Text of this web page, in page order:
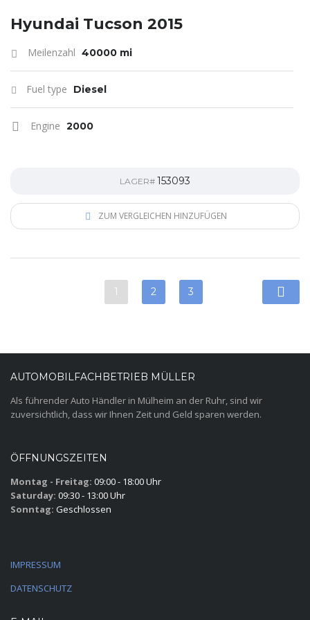
Hyundai Tucson 2015
Meilenzahl 40000 mi
Fuel type Diesel
Engine 2000
LAGER# 153093
ZUM VERGLEICHEN HINZUFÜGEN
1 2 3
AUTOMOBILFACHBETRIEB MÜLLER
Als führender Auto Händler in Mülheim an der Ruhr, sind wir
zuversichtlich, dass wir Ihnen Zeit und Geld sparen werden.
ÖFFNUNGSZEITEN
Montag - Freitag: 09:00 - 18:00 Uhr
Saturday: 09:30 - 13:00 Uhr
Sonntag: Geschlossen
IMPRESSUM
DATENSCHUTZ